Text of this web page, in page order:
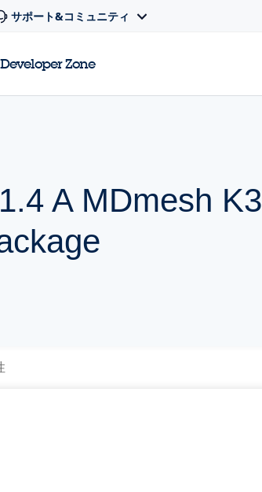
サポート&コミュニティ
Developer Zone
A MDmesh K3